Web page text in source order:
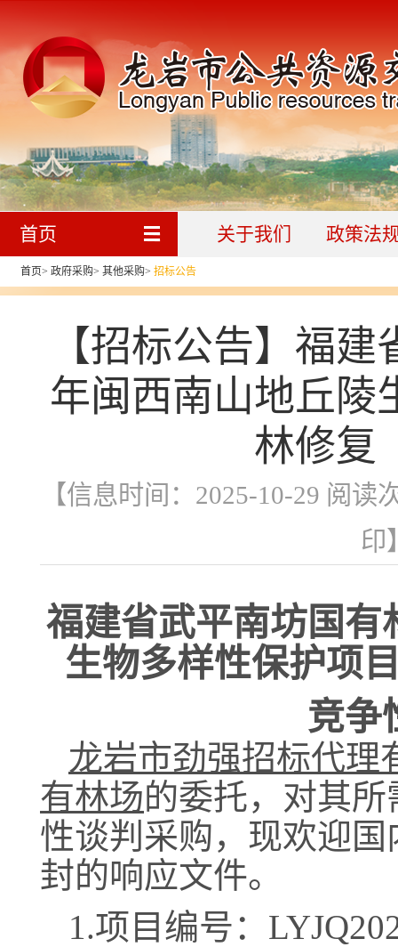
首页 关于我们 政策法
首页> 政府采购> 其他采购> 招标公告
【招标公告】福
年闽西南山地丘陵
林修复
【信息时间：2025-10-29 阅读
印
福建省武平南坊国有
生物多样性保护项
竞争
龙岩市劲强招标代理
有林场的委托，对其所
性谈判采购，现欢迎
封的响应文件。
1.项目编号：